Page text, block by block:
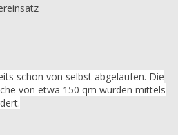
schon von selbst abgelaufen. Die
von etwa 150 qm wurden mittels